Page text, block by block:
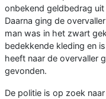
onbekend geldbedrag
Daarna ging de
man was in het zwart
bedekkende kleding en
heeft naar de overvaller
gevonden.
De politie is op zoek